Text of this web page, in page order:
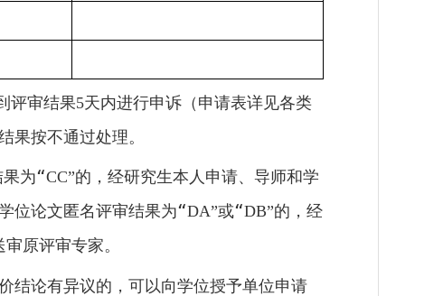
评审结果5天内进行申诉（申请表详见各类
果按不通过处理。
果为“CC”的，经研究生本人申请、导师和学
位论文匿名评审结果为“DA”或“DB”的，经
原评审专家。
结论有异议的，可以向学位授予单位申请